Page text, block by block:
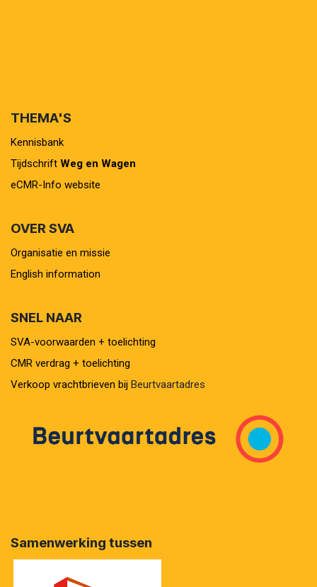
THEMA'S
Kennisbank
Tijdschrift Weg en Wagen
eCMR-Info website
OVER SVA
Organisatie en missie
English information
SNEL NAAR
SVA-voorwaarden + toelichting
CMR verdrag + toelichting
Verkoop vrachtbrieven bij Beurtvaartadres
Samenwerking tussen